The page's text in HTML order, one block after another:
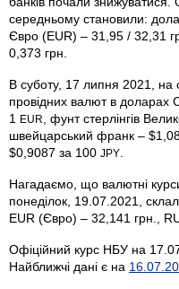
середньому становили:
Євро (EUR) – 31,95 / 32,31
0,373 грн.
В суботу, 17 липня 2021, на
провідних валют в
1 EUR , фунт стерлінгів
швейцарський франк –
$0,9087 за 100 JPY
Нагадаємо, що валютні
понеділок, 19.07.2021,
EUR (Євро) – 32,141 грн.,
Офіційний курс НБУ на
Найближчі дані є на